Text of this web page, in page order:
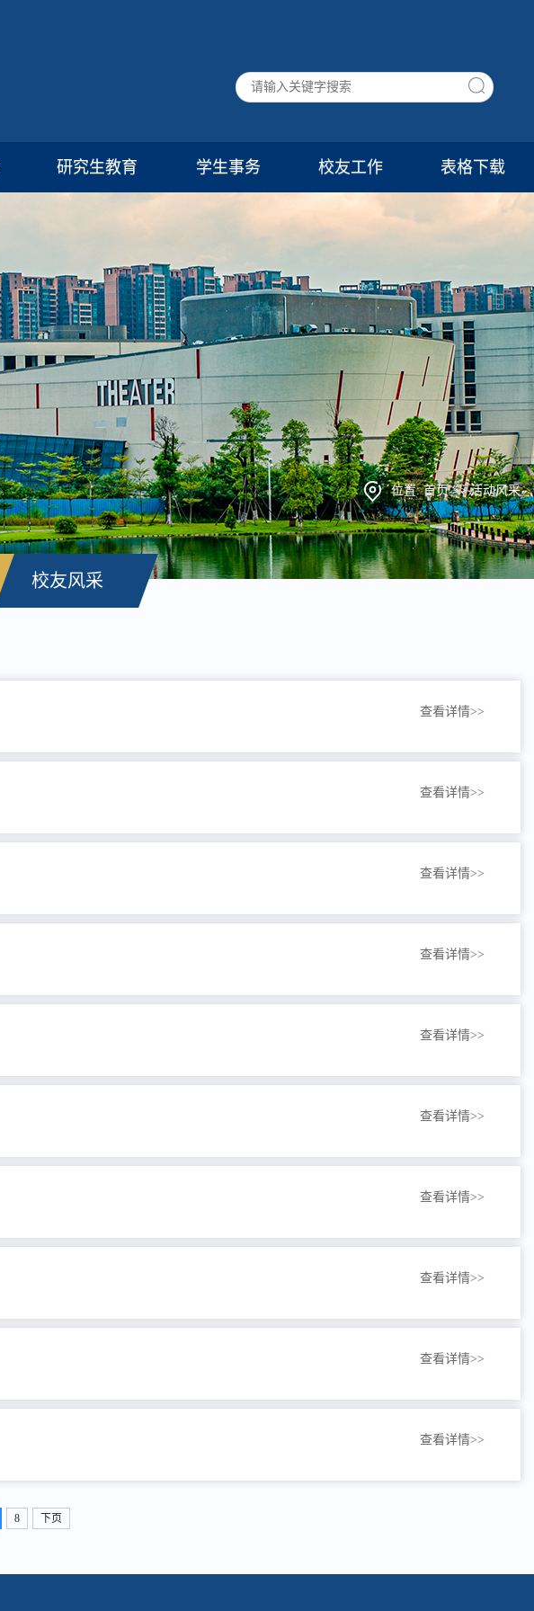
研究生教育 学生事务 校友工作 表格下载
位置:首页>>活动风采
校友风采
查看详情>>
查看详情>>
查看详情>>
查看详情>>
查看详情>>
查看详情>>
查看详情>>
查看详情>>
查看详情>>
查看详情>>
8 下页